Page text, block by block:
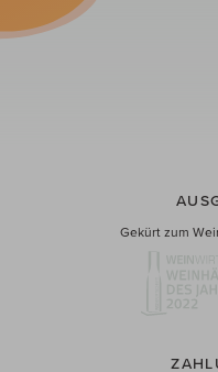
Gekürt zum